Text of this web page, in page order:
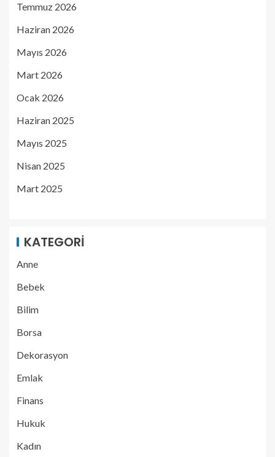
Temmuz 2026
Haziran 2026
Mayıs 2026
Mart 2026
Ocak 2026
Haziran 2025
Mayıs 2025
Nisan 2025
Mart 2025
KATEGORI
Anne
Bebek
Bilim
Borsa
Dekorasyon
Emlak
Finans
Hukuk
Kadın